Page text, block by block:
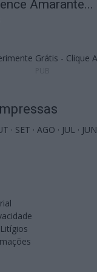
Amarante...
· SET · AGO · JUL · JUN